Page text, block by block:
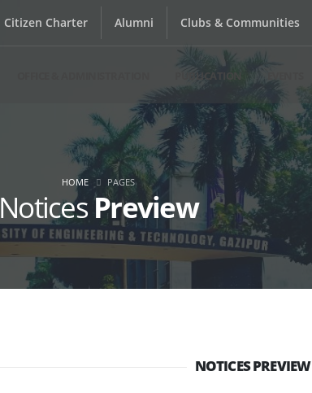
Citizen Charter Alumni Clubs & Communities
PUBLICATION
NoticesPreview
HOME PAGES
NOTICES PREVIEW